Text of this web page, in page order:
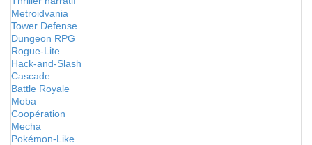
Metroidvania
Tower Defense
Dungeon RPG
Rogue-Lite
Hack-and-Slash
Cascade
Battle Royale
Moba
Coopération
Mecha
Pokémon-Like